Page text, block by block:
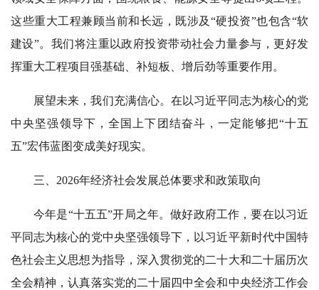
这些重大工程兼顾当前和长远，既涉及“硬投资”也包含“软
建设”。我们将注重以政府投资带动社会力量参与，更好发
挥重大工程项目强基础、补短板、增后劲等重要作用。
展望未来，我们充满信心。在以习近平同志为核心的党
中央坚强领导下，全国上下团结奋斗，一定能够把“十五
五”宏伟蓝图变成美好现实。
三、2026年经济社会发展总体要求和政策取向
今年是“十五五”开局之年。做好政府工作，要在以习近
平同志为核心的党中央坚强领导下，以习近平新时代中国特
色社会主义思想为指导，深入贯彻党的二十大和二十届历次
全会精神，认真落实党的二十届四中全会和中央经济工作会